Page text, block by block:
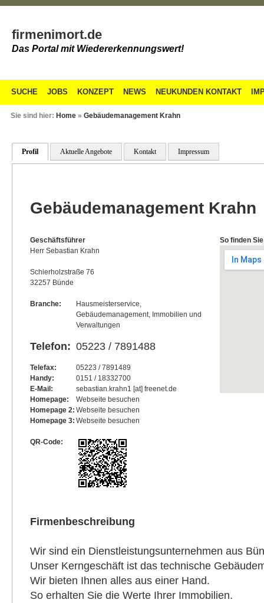
firmenimort.de
Das Portal mit Wiedererkennungswert!
SUCHE JOBS KONZEPT NEWS NEUKUNDEN KONTAKT
Sie sind hier: Home » Gebäudemanagement Krahn
Profil Aktuelle Angebote Kontakt Impressum
Gebäudemanagement Krahn
Geschäftsführer
Herr Sebastian Krahn
Schierholzstraße 76
32257 Bünde
Branche:
Hausmeisterservice,
Gebäudemanagement, Immobilien und
Verwaltungen
Telefon: 05223 / 7891488
Telefax:
05223 / 7891489
Handy:
0151 / 18332700
E-Mail:
sebastian.krahn1 [at] freenet.de
Homepage:
Webseite besuchen
Homepage 2: Webseite besuchen
Homepage 3: Webseite besuchen
QR-Code:
So finden
Firmenbeschreibung
Wir sind ein Dienstleistungsunternehmen aus
Unser Kerngeschäft ist das technische
Wir bieten Ihnen alles aus einer Hand.
So erhalten Sie die Werte Ihrer Immobilien.